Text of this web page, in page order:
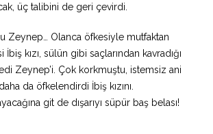
üç talibini de geri çevirdi.
Zeynep… Olanca öfkesiyle mutfaktan
İbiş kızı, sülün gibi saçlarından kavradığı
Zeynep’i. Çok korkmuştu, istemsiz ani
da öfkelendirdi İbiş kızını.
git de dışarıyı süpür baş belası!